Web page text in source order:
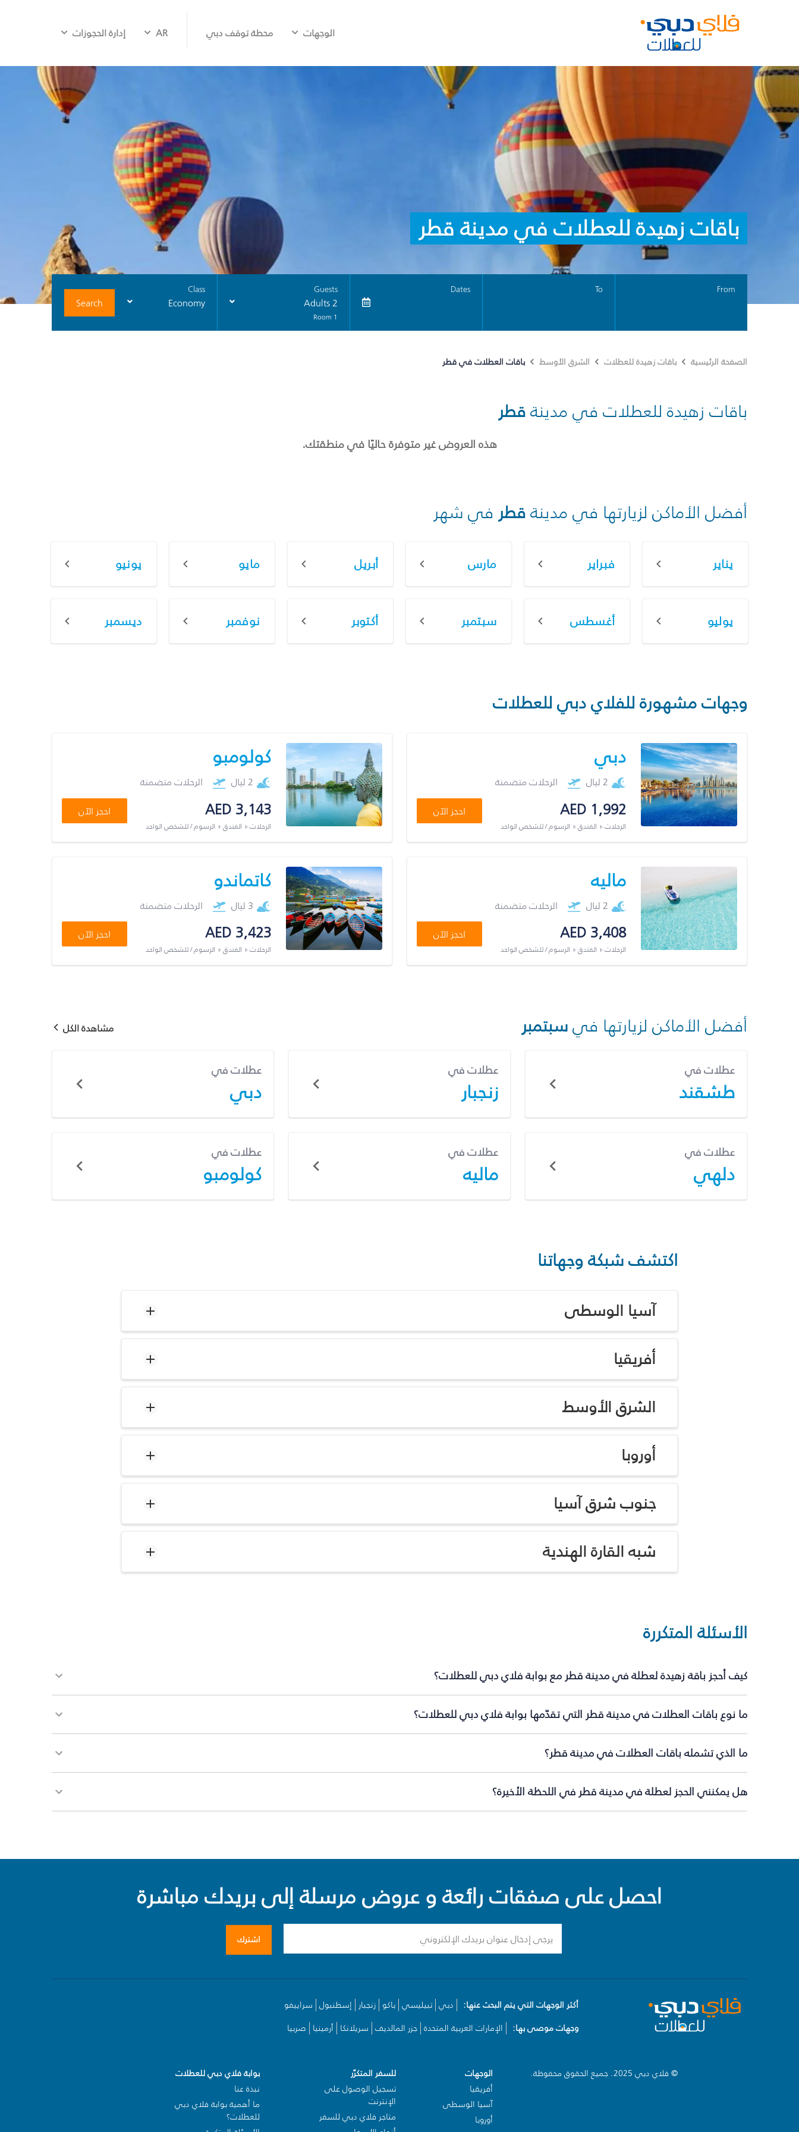
الوجهات محطة توقف دبي AR إدارة الحجوزات
باقات زهيدة للعطلات في مدينة قطر
From
To
Dates
Guests
2 Adults
1 Room
Class
Economy
Search
الصفحة الرئيسية باقات زهيدة للعطلات الشرق الأوسط باقات العطلات في قطر
باقات زهيدة للعطلات في مدينةقطر
هذه العروض غير متوفرة حاليًا في منطقتك.
أفضل الأماكن لزيارتها في مدينةقطر في شهر
يناير فبراير مارس أبريل مايو يونيو
يوليو أغسطس سبتمبر أكتوبر نوفمبر ديسمبر
وجهات مشهورة للفلاي دبي للعطلات
دبي
2 ليال الرحلات متضمنة
AED 1,992
الرحلات + الفندق + الرسوم / للشخص الواحد
احجز الآن
كولومبو
2 ليال الرحلات متضمنة
AED 3,143
الرحلات + الفندق + الرسوم / للشخص الواحد
احجز الآن
ماليه
2 ليال الرحلات متضمنة
AED 3,408
الرحلات + الفندق + الرسوم / للشخص الواحد
احجز الآن
كاتماندو
3 ليال الرحلات متضمنة
AED 3,423
الرحلات + الفندق + الرسوم / للشخص الواحد
احجز الآن
أفضل الأماكن لزيارتها فيسبتمبر مشاهدة الكل
عطلات في
طشقند
عطلات في
زنجبار
عطلات في
دبي
عطلات في
دلهي
عطلات في
ماليه
عطلات في
كولومبو
اكتشف شبكة وجهاتنا
آسيا الوسطى
أفريقيا
الشرق الأوسط
أوروبا
جنوب شرق آسيا
شبه القارة الهندية
الأسئلة المتكررة
كيف أحجز باقة زهيدة لعطلة في مدينة قطر مع بوابة فلاي دبي للعطلات؟
ما نوع باقات العطلات في مدينة قطر التي تقدّمها بوابة فلاي دبي للعطلات؟
ما الذي تشمله باقات العطلات في مدينة قطر؟
هل يمكنني الحجز لعطلة في مدينة قطر في اللحظة الأخيرة؟
احصل على صفقات رائعة و عروض مرسلة إلى بريدك مباشرة
اشترك
أكثر الوجهات التي يتم البحث عنها: دبي تبيليسي باكو زنجبار إسطنبول سراييفو
وجهات موصى بها:
الإمارات العربية المتحدة جزر المالديف سريلانكا أرمينيا صربيا
© فلاي دبي 2025. جميع الحقوق محفوظة.
الوجهات
أفريقيا
آسيا الوسطى
أوروبا
للسفر المتكرّر
تسجيل الوصول على
الإنترنت
متاجر فلاي دبي للسفر
بوابة فلاي دبي للعطلات
نبذة عنا
ما أهمية بوابة فلاي دبي
للعطلات؟